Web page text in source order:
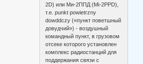
2D) или Ми-2ППД (Mi-2PPD),
т.е. punkt powietrzny
dowddczy («пункт поветшный
довудчий») - воздушный
командный пункт, в грузовом
отсеке которого установлен
комплекс радиостанций для
поддержания связи с